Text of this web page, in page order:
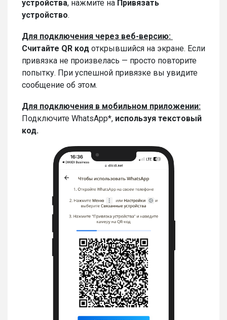
устройства, нажмите на Привязать
устройство.
Для подключения через веб-версию:
Считайте QR код открывшийся на экране. Если
привязка не произвелась — просто повторите
попытку. При успешной привязке вы увидите
сообщение об этом.
Для подключения в мобильном приложении:
Подключите WhatsApp*, используя текстовый
код.